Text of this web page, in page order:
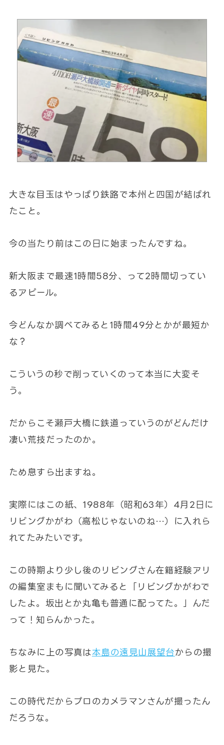
大きな目玉はやっぱり鉄路で本州と四国が結ばれ
たこと。
今の当たり前はこの日に始まったんですね。
新大阪まで最速1時間58分、って2時間切ってい
るアピール。
今どんなか調べてみると1時間49分とかが最短か
な？
こういうの秒で削っていくのって本当に大変そ
う。
だからこそ瀬戸大橋に鉄道っていうのがどんだけ
凄い荒技だったのか。
ため息すら出ますね。
実際にはこの紙、1988年（昭和63年）4月2日に
リビングかがわ（高松じゃないのね…）に入れら
れてたみたいです。
この時期より少し後のリビングさん在籍経験アリ
の編集室まもに聞いてみると「リビングかがわで
したよ。坂出とか丸亀も普通に配ってた。」んだ
って！知らんかった。
ちなみに上の写真は 本島の遠見山展望台からの撮
影と見た。
この時代だからプロのカメラマンさんが撮ったん
だろうな。